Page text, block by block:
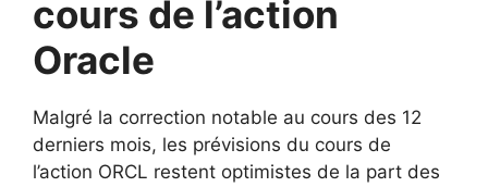
cours de l’action
Oracle
Malgré la correction notable au cours des 12
derniers mois, les prévisions du cours de
l’action ORCL restent optimistes de la part des